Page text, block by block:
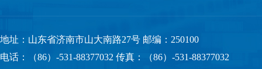
地址：山东省济南市山大南路27号 邮编：250100
电话：（86）-531-88377032 传真：（86）-531-88377032